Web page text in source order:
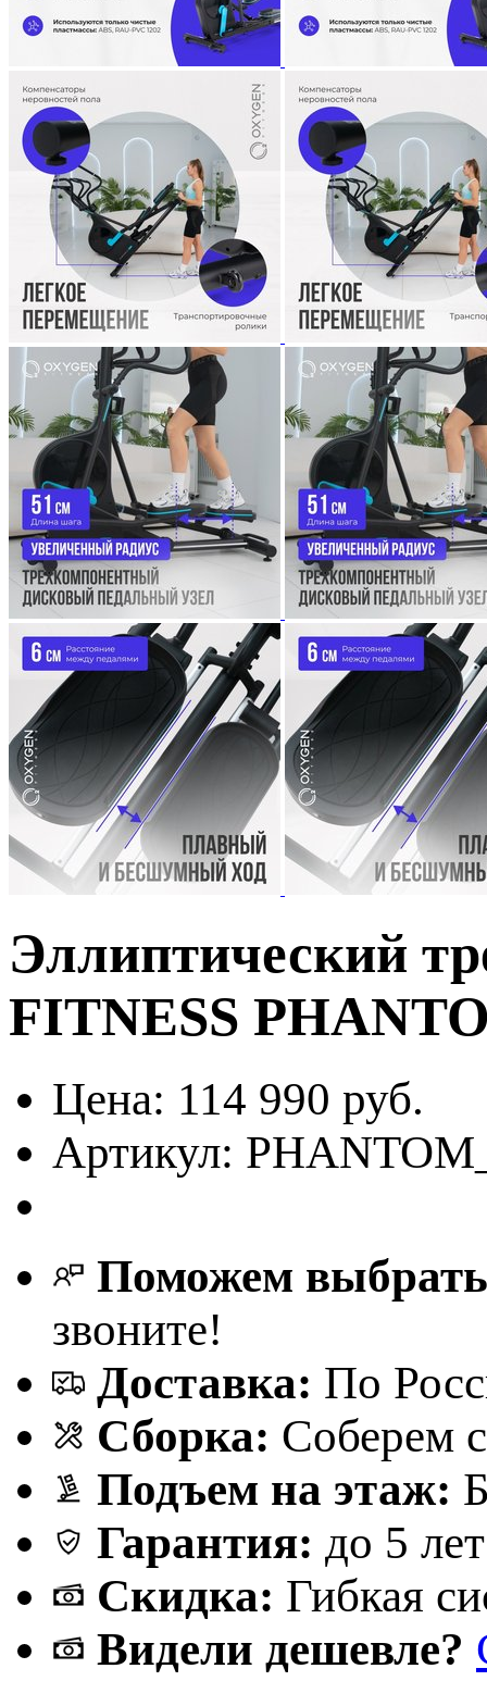
Эллиптический
FITNESS
Цена: 114 990 руб.
Артикул:
Поможем
звоните!
Доставка: По
Сборка: Соберем
Подъем на этаж:
Гарантия: до 5 лет
Скидка: Гибкая
Видели дешевле?